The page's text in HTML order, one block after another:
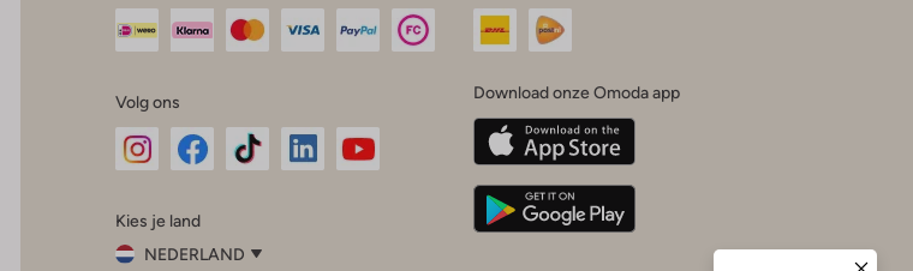
Volg ons
InstagramFacebook
Kies je land
NEDERLAND
Download onze Omoda app